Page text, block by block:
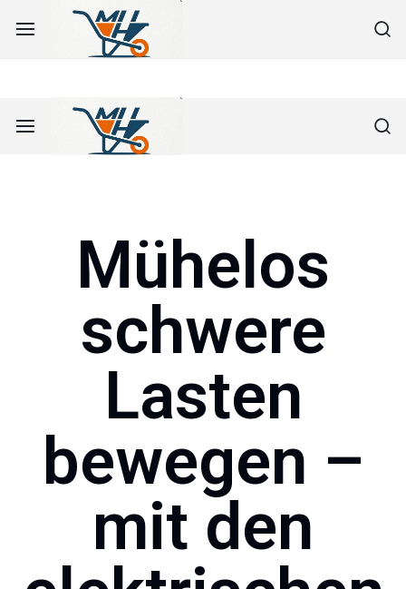
Sehen Sie unsere aktuellen Angebote
Helmut
Mühelos
schwere
Lasten
bewegen –
mit den